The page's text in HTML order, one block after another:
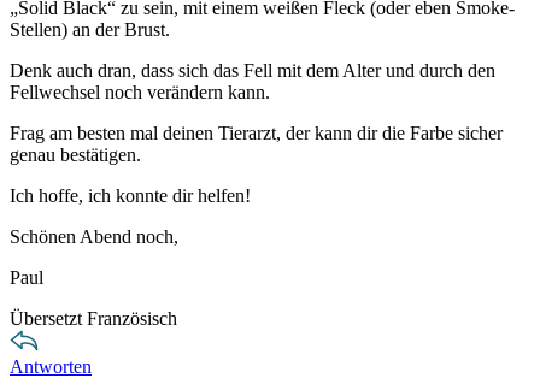
„Solid Black“ zu sein, mit einem weißen Fleck (oder eben Smoke-
Stellen) an der Brust.
Denk auch dran, dass sich das Fell mit dem Alter und durch den
Fellwechsel noch verändern kann.
Frag am besten mal deinen Tierarzt, der kann dir die Farbe sicher
genau bestätigen.
Ich hoffe, ich konnte dir helfen!
Schönen Abend noch,
Paul
Übersetzt Französisch
Antworten